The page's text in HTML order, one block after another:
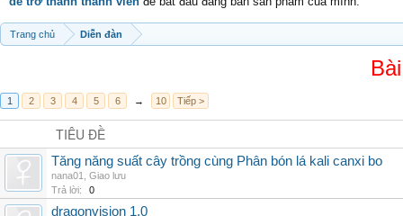
Trang chủ Diễn đàn
1 2 3 4 5 6 → 10 Tiếp >
TIÊU ĐỀ
Tăng năng suất cây trồng cùng Phân bón lá kali canxi bo
nana01
Giao lưu
Trả lời:
0
dragonvision 1.0